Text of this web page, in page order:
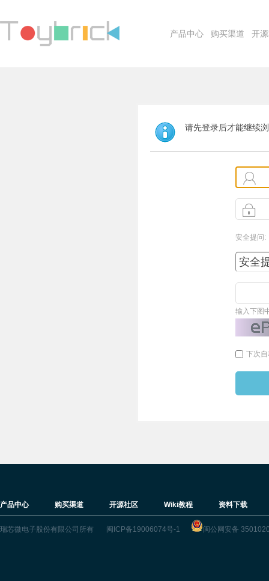
产品中心 购买渠道 开
请先登录后才能继续
安全提问:
输入下图
下次
产品中心 购买渠道 开源社区 Wiki教程 资料下载
瑞芯微电子股份有限公司所有 闽ICP备19006074号-1 闽公网安备